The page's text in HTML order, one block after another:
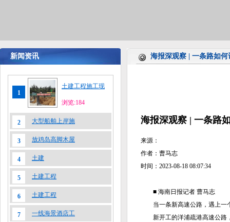
新闻资讯 海报深观察 | 一条路如
1
土建工程施工现
浏览:184
2 大型船舶上岸施
3 放鸡岛高脚木屋
4 土建
5 土建工程
6 土建工程
7 一线海景酒店工
海报深观察 | 一条路
来源：
作者：曹马志
时间：2023-08-18 08:07:34
■ 海南日报记者 曹马志
当一条新高速公路，遇上一
新开工的洋浦疏港高速公路